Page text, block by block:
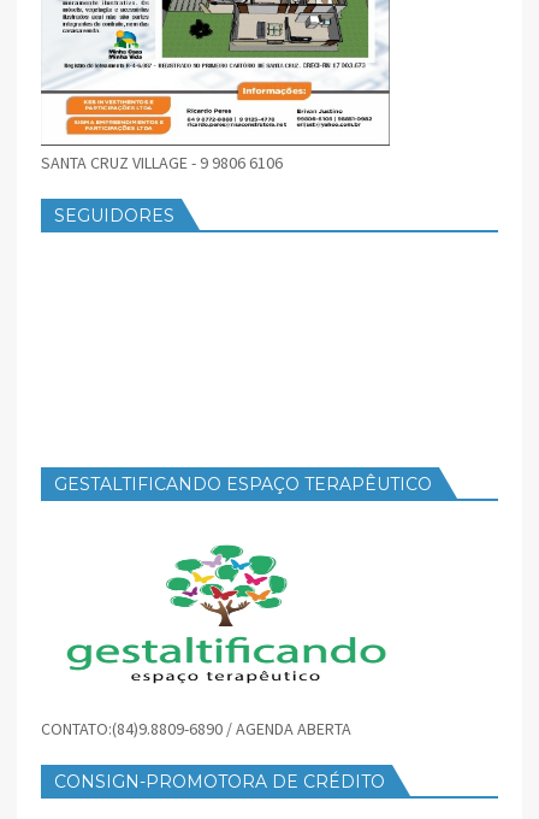
SANTA CRUZ VILLAGE - 9 9806 6106
SEGUIDORES
GESTALTIFICANDO ESPAÇO TERAPÊUTICO
CONTATO:(84)9.8809-6890 / AGENDA ABERTA
CONSIGN-PROMOTORA DE CRÉDITO